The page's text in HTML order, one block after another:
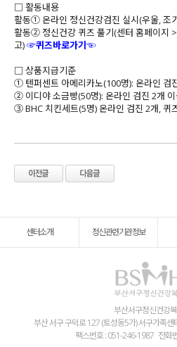
□ 활동내용
활동① 온라인 정신건강검진 실시(우울, 조
활동② 정신건강 퀴즈 풀기(센터 홈페이지
고)☞퀴즈바로가기☜
□ 상품지급기준
① 텐퍼센트 아메리카노(100명): 온라인 검
② 이디야 소금빵(50명): 온라인 검진 2개
③ BHC 치킨세트(5명) 온라인 검진 2개, 퀴
센터소개 정신관련기관정보
부산서구정신건강
부산 서구 구덕로 127 (토성동5가) 서구가족
팩스번호 : 051-246-1987 전화